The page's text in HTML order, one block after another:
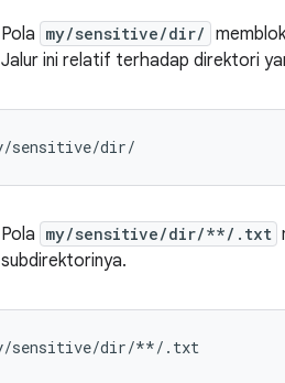
Pola my/sensitive/dir/
Jalur ini relatif terhadap direktori
Pola my/sensitive/dir/**/.txt
subdirektorinya.